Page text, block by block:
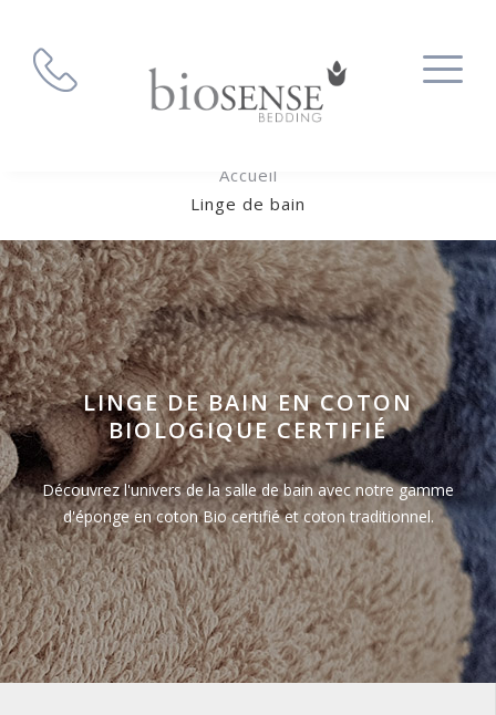
Accueil
Linge de bain
LINGE DE BAIN EN COTON
BIOLOGIQUE CERTIFIÉ
Découvrez l'univers de la salle de bain avec notre gamme
d'éponge en coton Bio certifié et coton traditionnel.